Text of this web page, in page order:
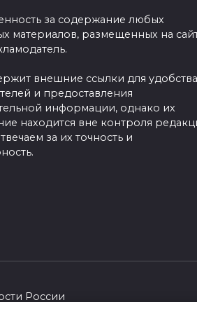
за содержание любых
материалов, размещенных на
внешние ссылки для удобства
и предоставления
информации, однако их
находится вне контроля
за их точность и
России